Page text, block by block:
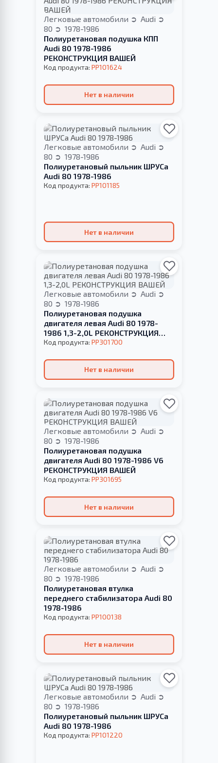
Легковые автомобили
Audi
80
1978-1986
Полиуретановая подушка КПП
Audi 80 1978-1986
РЕКОНСТРУКЦИЯ ВАШЕЙ
Код продукта: PP101624
Нет в наличии
Легковые автомобили
Audi
80
1978-1986
Полиуретановый пыльник ШРУСа
Audi 80 1978-1986
Код продукта: PP101185
Нет в наличии
Легковые автомобили
Audi
80
1978-1986
Полиуретановая подушка
двигателя левая Audi 80 1978-
1986 1,3-2,0L РЕКОНСТРУКЦИЯ
ВАШЕЙ
Код продукта: PP301700
Нет в наличии
Легковые автомобили
Audi
80
1978-1986
Полиуретановая подушка
двигателя Audi 80 1978-1986 V6
РЕКОНСТРУКЦИЯ ВАШЕЙ
Код продукта: PP301695
Нет в наличии
Легковые автомобили
Audi
80
1978-1986
Полиуретановая втулка
переднего стабилизатора Audi 80
1978-1986
Код продукта: PP100138
Нет в наличии
Легковые автомобили
Audi
80
1978-1986
Полиуретановый пыльник ШРУСа
Audi 80 1978-1986
Код продукта: PP101220